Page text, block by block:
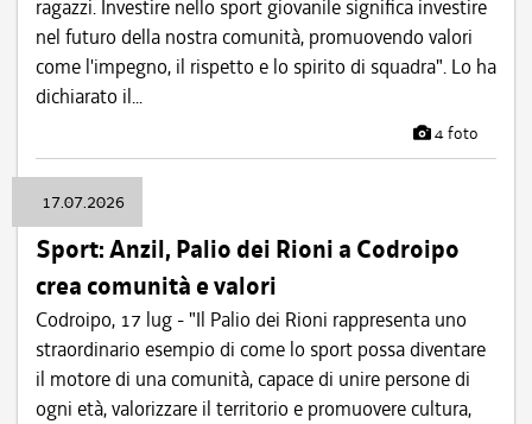
ragazzi. Investire nello sport giovanile significa investire
nel futuro della nostra comunità, promuovendo valori
come l'impegno, il rispetto e lo spirito di squadra". Lo ha
dichiarato il...
4 foto
17.07.2026
Sport: Anzil, Palio dei Rioni a Codroipo
crea comunità e valori
Codroipo, 17 lug - "Il Palio dei Rioni rappresenta uno
straordinario esempio di come lo sport possa diventare
il motore di una comunità, capace di unire persone di
ogni età, valorizzare il territorio e promuovere cultura,